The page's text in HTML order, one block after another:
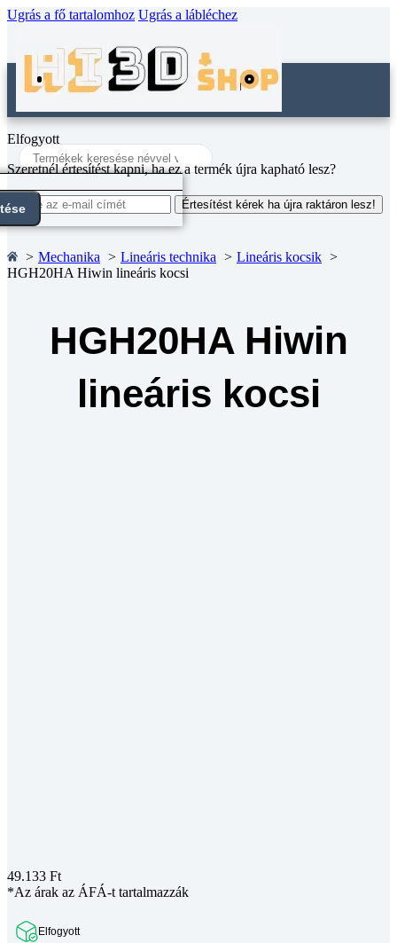
Ugrás a fő tartalomhoz Ugrás a lábléchez
Search
...
Elfogyott
Szeretnél értesítést kapni, ha ez a termék újra kapható lesz?
Értesítést kérek ha újra raktáron lesz!
Mechanika Lineáris technika
Lineáris kocsik
HGH20HA Hiwin lineáris kocsi
HGH20HA Hiwin
lineáris kocsi
49.133 Ft
*Az árak az ÁFÁ-t tartalmazzák
Elfogyott